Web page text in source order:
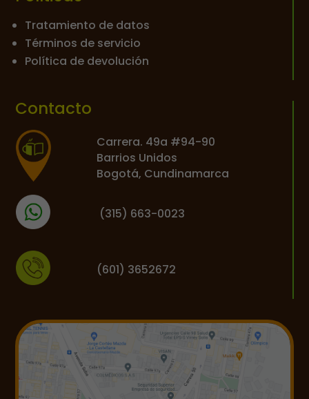
Tratamiento de datos
Términos de servicio
Política de devolución
Contacto
Carrera. 49a #94-90
Barrios Unidos
Bogotá, Cundinamarca
(315) 663-0023
(601) 3652672